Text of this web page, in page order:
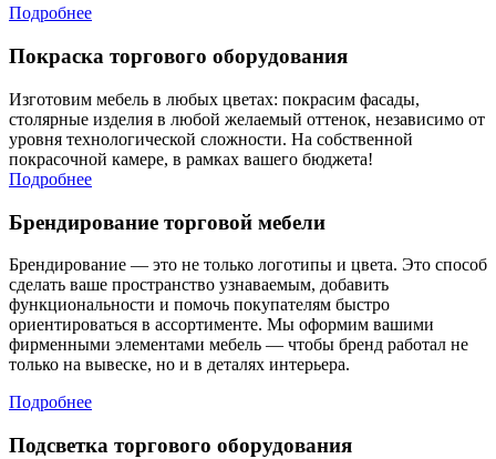
Подробнее
Покраска торгового оборудования
Изготовим мебель в любых цветах: покрасим фасады,
столярные изделия в любой желаемый оттенок, независимо от
уровня технологической сложности. На собственной
покрасочной камере, в рамках вашего бюджета!
Подробнее
Брендирование торговой мебели
Брендирование — это не только логотипы и цвета. Это способ
сделать ваше пространство узнаваемым, добавить
функциональности и помочь покупателям быстро
ориентироваться в ассортименте. Мы оформим вашими
фирменными элементами мебель — чтобы бренд работал не
только на вывеске, но и в деталях интерьера.
Подробнее
Подсветка торгового оборудования